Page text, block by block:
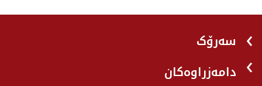
سەرۆک
دامەزراوەکان